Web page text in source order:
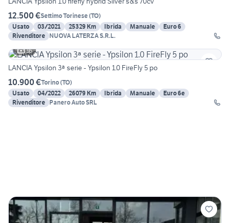
12.500 €Settimo Torinese(TO)
Usato
03/2021 25329 Km Ibrida Manuale
Euro 6
Rivenditore NUOVA LATERZA S.R.L.
16
LANCIA Ypsilon 3ª serie - Ypsilon 1.0 FireFly 5 po
10.900 €Torino(TO)
Usato
04/2022 26079 Km Ibrida Manuale
Euro 6e
Rivenditore Panero Auto SRL